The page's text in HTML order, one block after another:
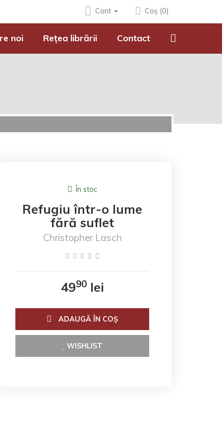
Cont Coș (0)
noi Rețea librării Contact
În stoc
Refugiu într-o lume
fără suflet
Christopher Lasch
4990lei
ADAUGĂ ÎN COŞ
WISHLIST